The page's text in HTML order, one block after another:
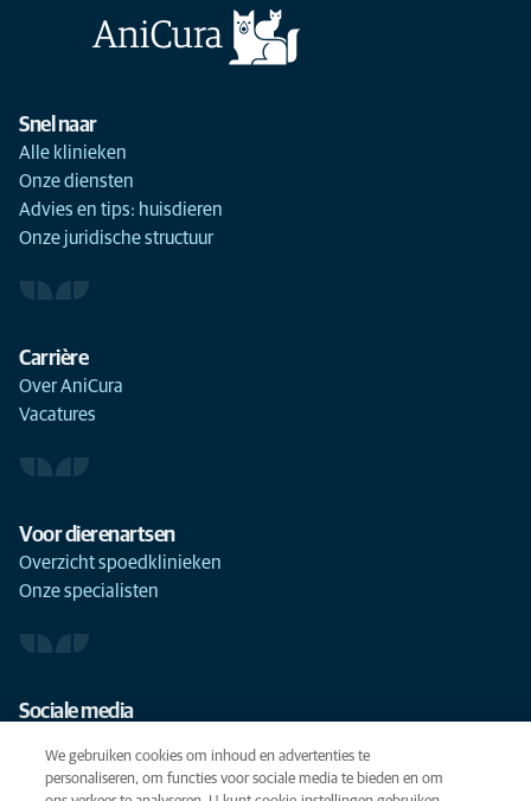
Snel naar
Alle klinieken
Onze diensten
Advies en tips: huisdieren
Onze juridische structuur
Carrière
Over AniCura
Vacatures
Voor dierenartsen
Overzicht spoedklinieken
Onze specialisten
Sociale media
We gebruiken cookies om inhoud en advertenties te
personaliseren, om functies voor sociale media te bieden en om